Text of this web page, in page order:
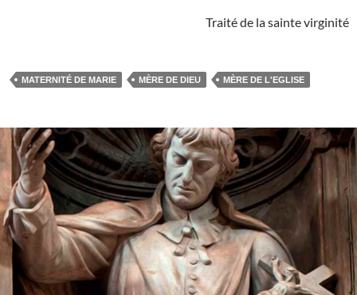
Traité de la sainte virginité
MATERNITÉ DE MARIE MÈRE DE DIEU MÈRE DE L'EGLISE